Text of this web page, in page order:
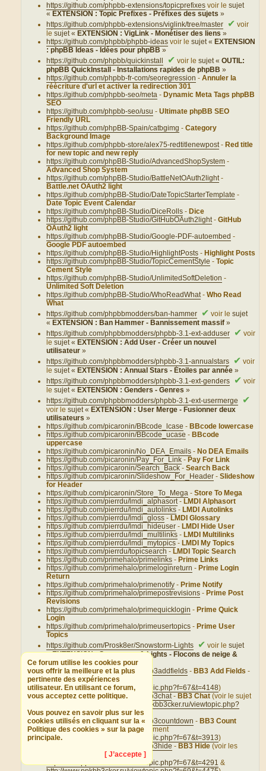
https://github.com/phpbb-extensions/topicprefixes voir lesujet
« EXTENSION : Topic Prefixes - Préfixes des sujets»
https://github.com/phpbb-extensions/viglink/tree/master
✔ voir
lesujet « EXTENSION : VigLink - Monétiser des liens»
https://github.com/phpbb/phpbb-ideas voir lesujet « EXTENSION
: phpBB Ideas - Idées pour phpBB»
https://github.com/phpbb/quickinstall
✔ voir lesujet « OUTIL:
phpBB QuickInstall - Installations rapides de phpBB»
https://github.com/phpbb-fr-com/seoregression -Annuler la
réécriture d'url et activer la redirection 301
https://github.com/phpbb-seo/meta - Dynamic Meta Tags phpBB
SEO
https://github.com/phpbb-seo/usu -Ultimate phpBB SEO
Friendly URL
https://github.com/phpBB-Spain/catbgimg -Category
Background Image
https://github.com/phpbb-store/alex75-redtitlenewpost- Red title
for new topic and new reply
https://github.com/phpBB-Studio/AdvancedShopSystem -
Advanced Shop System
https://github.com/phpBB-Studio/BattleNetOAuth2light-
Battle.net OAuth2 light
https://github.com/phpBB-Studio/DateTopicStarterTemplate -
Date Topic Event Calendar
https://github.com/phpBB-Studio/DiceRolls - Dice
https://github.com/phpBB-Studio/GitHubOAuth2light-GitHub
OAuth2 light
https://github.com/phpBB-Studio/Google-PDF-autoembed -
Google PDF autoembed
https://github.com/phpBB-Studio/HighlightPosts - Highlight Posts
https://github.com/phpBB-Studio/TopicCementStyle -Topic
Cement Style
https://github.com/phpBB-Studio/UnlimitedSoftDeletion -
Unlimited Soft Deletion
https://github.com/phpBB-Studio/WhoReadWhat-Who Read
What
https://github.com/phpbbmodders/ban-hammer
✔ voir lesujet
« EXTENSION : Ban Hammer - Bannissement massif»
https://github.com/phpbbmodders/phpbb-3.1-ext-adduser
✔ voir
lesujet « EXTENSION : Add User - Créer un nouvel
utilisateur»
https://github.com/phpbbmodders/phpbb-3.1-annualstars
✔ voir
lesujet « EXTENSION : Annual Stars - Étoiles par année»
https://github.com/phpbbmodders/phpbb-3.1-ext-genders
✔ voir
lesujet « EXTENSION : Genders - Genres»
https://github.com/phpbbmodders/phpbb-3.1-ext-usermerge
✔
voir lesujet « EXTENSION : User Merge - Fusionner deux
utilisateurs»
https://github.com/picaronin/BBcode_lcase - BBcode lowercase
https://github.com/picaronin/BBcode_ucase - BBcode
uppercase
https://github.com/picaronin/No_DEA_Emails - No DEA Emails
https://github.com/picaronin/Pay_For_Link - Pay For Link
https://github.com/picaronin/Search_Back -Search Back
https://github.com/picaronin/Slideshow_For_Header -Slideshow
for Header
https://github.com/picaronin/Store_To_Mega -Store To Mega
https://github.com/pierrdu/lmdi_alphasort- LMDI Alphasort
https://github.com/pierrdu/lmdi_autolinks - LMDI Autolinks
https://github.com/pierrdu/lmdi_gloss - LMDI Glossary
https://github.com/pierrdu/lmdi_hideuser - LMDI Hide User
https://github.com/pierrdu/lmdi_multilinks - LMDI Multilinks
https://github.com/pierrdu/lmdi_mytopics - LMDI My Topics
https://github.com/pierrdu/topicsearch - LMDI Topic Search
https://github.com/primehalo/primelinks - Prime Links
https://github.com/primehalo/primeloginreturn - Prime Login
Return
https://github.com/primehalo/primenotify - Prime Notify
https://github.com/primehalo/primepostrevisions - Prime Post
Revisions
https://github.com/primehalo/primequicklogin - Prime Quick
Login
https://github.com/primehalo/primeusertopics - Prime User
Topics
https://github.com/Prosk8er/Snowstorm-Lights
✔ voir lesujet
«EXTENSION : Snowstorm & Lights - Flocons de neige &
illuminations»
https://gitlab.com/protoneutron/bb3addfields - BB3 Add Fields -
(voir le sujet de développement
http://www.ppkbb3cker.ru/viewtopic.php?f=67&t=4148)
https://gitlab.com/protoneutron/bb3chat- BB3 Chat (voir le sujet
http://www.ppkbb3cker.ru/viewtopic.php?
f=67&t=4157)
https://gitlab.com/protoneutron/bb3countdown - BB3 Count
Down(voir le sujet de développement
http://www.ppkbb3cker.ru/viewtopic.php?f=67&t=3913)
https://gitlab.com/protoneutron/bb3hide - BB3 Hide (voir les
sujets de développement
http://www.ppkbb3cker.ru/viewtopic.php?f=67&t=4291 &
Ce forum utilise les cookies pour
vous offrir la meilleure et la plus
pertinente des expériences
utilisateur. En utilisant ce forum,
vous acceptez cette politique.
Vous pouvez en savoir plus sur les
cookies utilisés en cliquant sur la «
Politique des cookies » sur la page
principale.
[ J’accepte ]